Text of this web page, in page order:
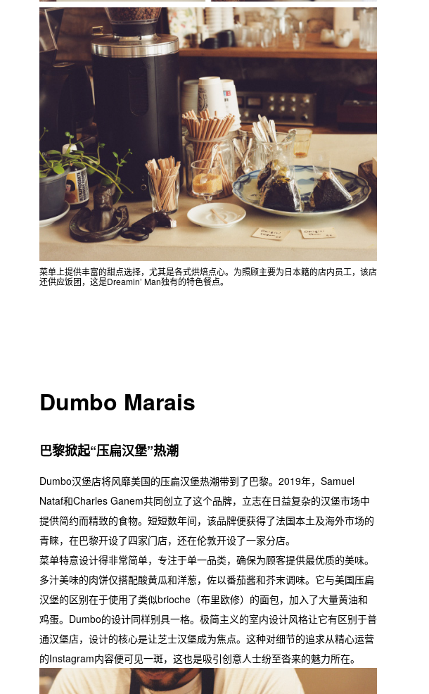
菜单上提供丰富的甜点选择，尤其是各式烘焙点心。为照顾主要为日本籍的店内员工，该店
还供应饭团，这是Dreamin’ Man独有的特色餐点。
Dumbo Marais
巴黎掀起“压扁汉堡”热潮
Dumbo汉堡店将风靡美国的压扁汉堡热潮带到了巴黎。2019年，Samuel
Nataf和Charles Ganem共同创立了这个品牌，立志在日益复杂的汉堡市场中
提供简约而精致的食物。短短数年间，该品牌便获得了法国本土及海外市场的
青睐，在巴黎开设了四家门店，还在伦敦开设了一家分店。
菜单特意设计得非常简单，专注于单一品类，确保为顾客提供最优质的美味。
多汁美味的肉饼仅搭配酸黄瓜和洋葱，佐以番茄酱和芥末调味。它与美国压扁
汉堡的区别在于使用了类似brioche（布里欧修）的面包，加入了大量黄油和
鸡蛋。Dumbo的设计同样别具一格。极简主义的室内设计风格让它有区别于普
通汉堡店，设计的核心是让芝士汉堡成为焦点。这种对细节的追求从精心运营
的Instagram内容便可见一斑，这也是吸引创意人士纷至沓来的魅力所在。